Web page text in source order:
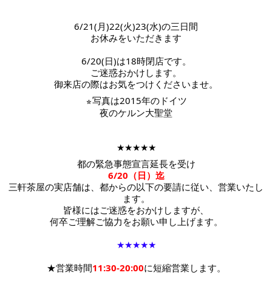
6/21(月)22(火)23(水)の三日間
お休みをいただきます
6/20(日)は18時閉店です。
ご迷惑おかけします。
御来店の際はお気をつけくださいませ。
⭐︎写真は2015年のドイツ
夜のケルン大聖堂
★★★★★
都の緊急事態宣言延長を受け
6/20（日）迄
三軒茶屋の実店舗は、都からの以下の要請に従い、営業いたし
ます。
皆様にはご迷惑をおかけしますが、
何卒ご理解ご協力をお願い申し上げます。
★★★★★
★営業時間11:30-20:00に短縮営業します。